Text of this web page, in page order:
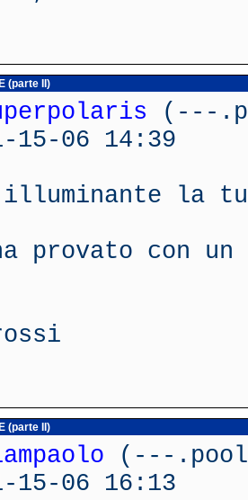
(parte II)
(---
06 14:39
illuminante la
provato con
(parte II)
(---
06 16:13